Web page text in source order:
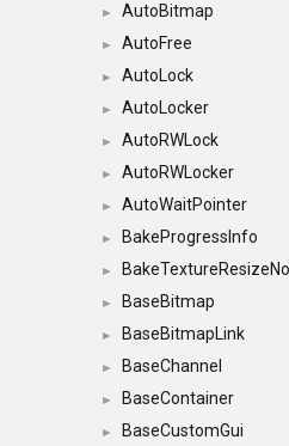
► AutoBitmap
► AutoFree
► AutoLock
► AutoLocker
► AutoRWLock
► AutoRWLocker
► AutoWaitPointer
► BakeProgressInfo
►
► BaseBitmap
► BaseBitmapLink
► BaseChannel
► BaseContainer
► BaseCustomGui